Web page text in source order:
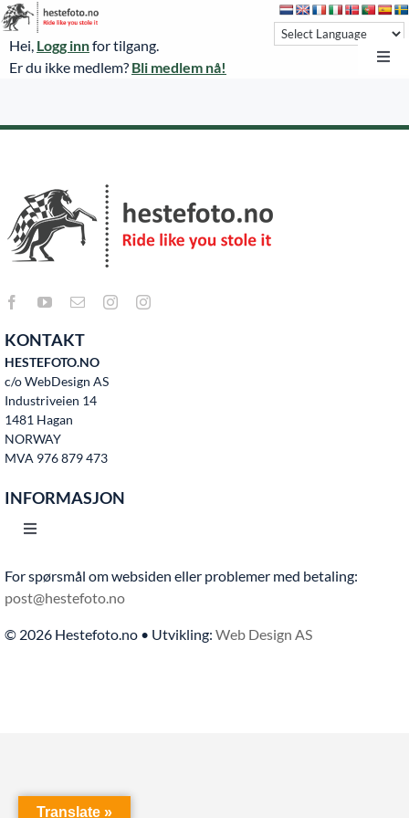
Skip
to
content
Hei, Logg innfor tilgang.
Er du ikke medlem? Bli medlem nå!
NoARK
Sverige
Søk
Agria Oslo Horse Show 2023
Bli medlem
Kontakt oss
KONTAKT
HESTEFOTO.NO
c/o WebDesign AS
Industriveien 14
1481 Hagan
NORWAY
MVA 976 879 473
INFORMASJON
Toggle
Hjem
Bruksvilkår
For spørsmål om websiden eller problemer med betaling:
post@hestefoto.no
© 2026 Hestefoto.no • Utvikling: Web Design AS
Translate »